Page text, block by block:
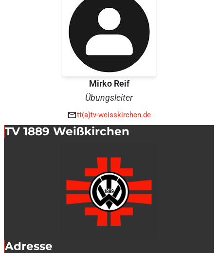
Mirko Reif
Übungsleiter
tt(a)tv-weisskirchen.de
TV 1889 Weißkirchen
Adresse